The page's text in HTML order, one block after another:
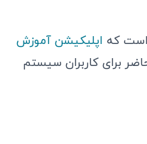
است کهاپلیکیشن آموزش
برای کاربران سیستم